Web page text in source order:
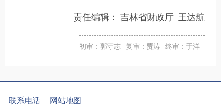
责任编辑： 吉林省财政厅_王达航
初审：郭守志 复审：贾涛 终审：于洋
联系电话 |
网站地图